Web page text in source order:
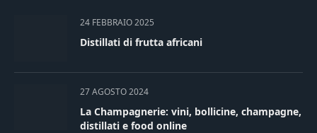
24 FEBBRAIO 2025
Distillati di frutta africani
27 AGOSTO 2024
La Champagnerie: vini, bollicine, champagne,
distillati e food online